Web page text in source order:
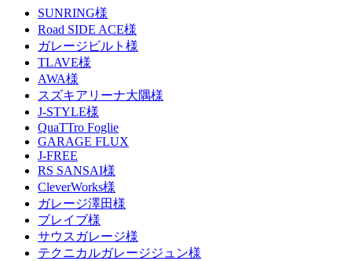
SUNRING様
Road SIDE ACE様
ガレージビルト様
TLAVE様
AWA様
スズキアリーナ大隅様
J-STYLE様
QuaTTro Foglie
GARAGE FLUX
J-FREE
RS SANSAI様
CleverWorks様
ガレージ澤田様
ブレイブ様
サウスガレージ様
テクニカルガレージジュン様